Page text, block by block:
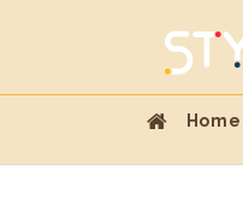
Home